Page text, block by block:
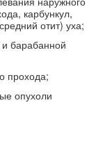
карбункул,
отит) уха;
барабанной
прохода;
опухоли